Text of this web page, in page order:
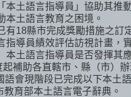
本土語言指導員」協助其推
本土語言教育之困境。
有18縣市完成獎勵措施之訂
指導員績效評估訪視計畫，
本土語言指導員是否發揮其
補助各直轄市、縣（市）
語會現階段已完成以下本土語
教育部本土語言電子辭典。